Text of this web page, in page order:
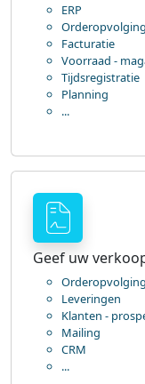
ERP
Orderopvolging
Facturatie
Voorraad -
Tijdsregistratie
Planning
...
Geef uw
Orderopvolging
Leveringen
Klanten -
Mailing
CRM
...